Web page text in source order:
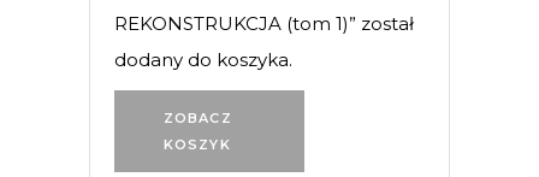
ZOBACZ
KOSZYK
REKONSTRUKCJA (tom 1)” został
dodany do koszyka.